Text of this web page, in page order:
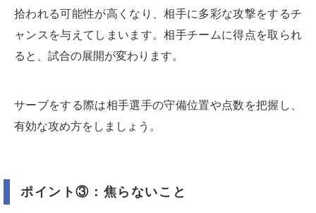
拾われる可能性が高くなり、相手に多彩な攻撃をするチ
ャンスを与えてしまいます。相手チームに得点を取られ
ると、試合の展開が変わります。
サーブをする際は相手選手の守備位置や点数を把握し、
有効な攻め方をしましょう。
ポイント③：焦らないこと